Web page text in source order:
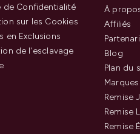
de Confidentialité
sur les Cookies
en Exclusions
de l'esclavage
À
Affiliés
Blog
Plan du
Marques
Remise
Remise
Remise